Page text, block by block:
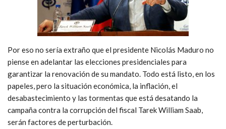
Por eso no sería extraño que el presidente Nicolás Maduro no
piense en adelantar las elecciones presidenciales para
garantizar la renovación de su mandato. Todo está listo, en los
papeles, pero la situación económica, la inflación, el
desabastecimiento y las tormentas que está desatando la
campaña contra la corrupción del fiscal Tarek William Saab,
serán factores de perturbación.